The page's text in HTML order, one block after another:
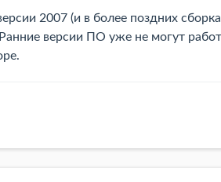
2007 (и в более поздних
версии ПО уже не могут